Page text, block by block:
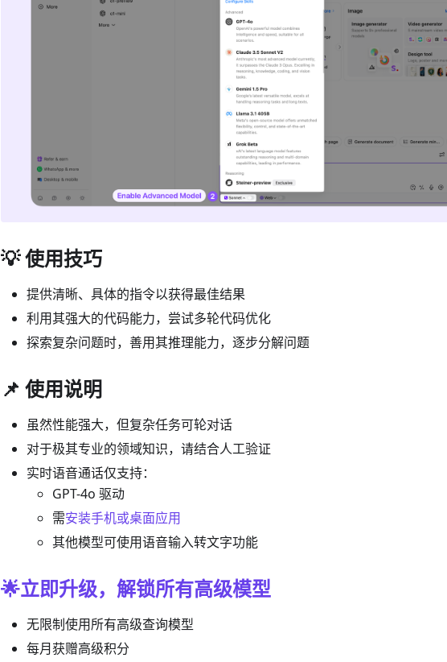
💡 使用技巧
提供清晰、具体的指令以获得最佳结果
利用其强大的代码能力，尝试多轮代码优化
探索复杂问题时，善用其推理能力，逐步分解问题
📌 使用说明
虽然性能强大，但复杂任务可轮对话
对于极其专业的领域知识，请结合人工验证
实时语音通话仅支持：
GPT-4o 驱动
需安装手机或桌面应用
其他模型可使用语音输入转文字功能
🌟立即升级，解锁所有高级模型
无限制使用所有高级查询模型
每月获赠高级积分